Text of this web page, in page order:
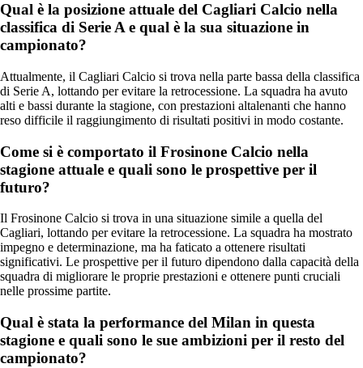
Qual è la posizione attuale del Cagliari Calcio nella
classifica di Serie A e qual è la sua situazione in
campionato?
Attualmente, il Cagliari Calcio si trova nella parte bassa della classifica
di Serie A, lottando per evitare la retrocessione. La squadra ha avuto
alti e bassi durante la stagione, con prestazioni altalenanti che hanno
reso difficile il raggiungimento di risultati positivi in modo costante.
Come si è comportato il Frosinone Calcio nella
stagione attuale e quali sono le prospettive per il
futuro?
Il Frosinone Calcio si trova in una situazione simile a quella del
Cagliari, lottando per evitare la retrocessione. La squadra ha mostrato
impegno e determinazione, ma ha faticato a ottenere risultati
significativi. Le prospettive per il futuro dipendono dalla capacità della
squadra di migliorare le proprie prestazioni e ottenere punti cruciali
nelle prossime partite.
Qual è stata la performance del Milan in questa
stagione e quali sono le sue ambizioni per il resto del
campionato?